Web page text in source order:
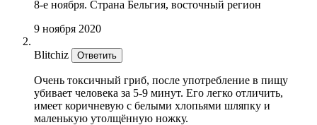
8-е ноября. Страна Бельгия, восточный регион
9 ноября 2020
Blitchiz Ответить
Очень токсичный гриб, после употребление в пищу
убивает человека за 5-9 минут. Его легко отличить,
имеет коричневую с белыми хлопьями шляпку и
маленькую утолщённую ножку.